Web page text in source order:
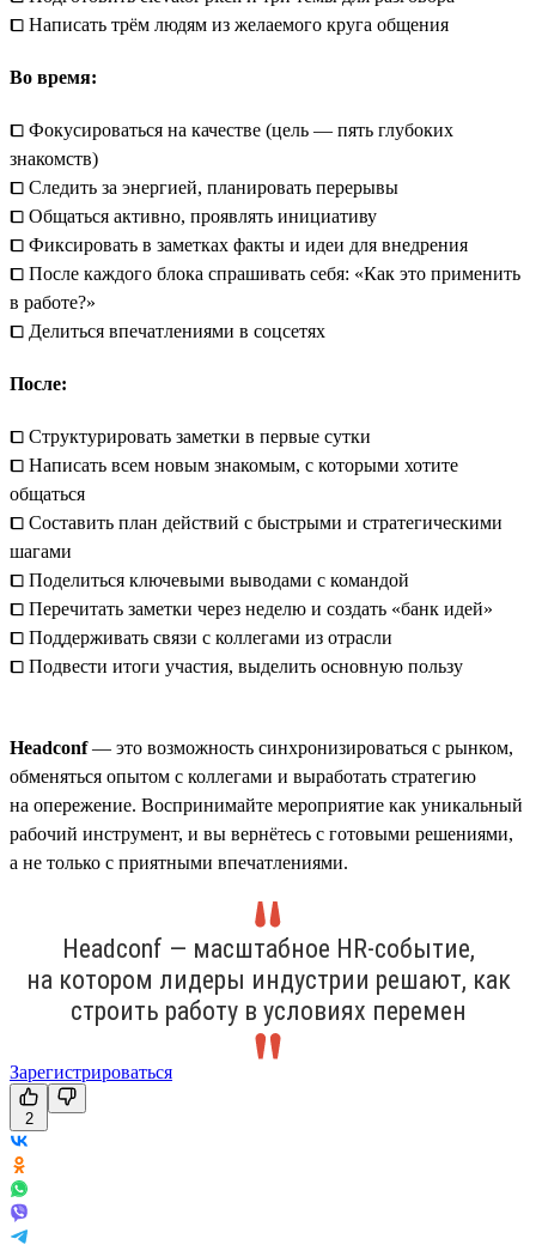
⧠ Написать трём людям из желаемого круга общения
Во время:
⧠ Фокусироваться на качестве (цель — пять глубоких
знакомств)
⧠ Следить за энергией, планировать перерывы
⧠ Общаться активно, проявлять инициативу
⧠ Фиксировать в заметках факты и идеи для внедрения
⧠ После каждого блока спрашивать себя: «Как это применить
в работе?»
⧠ Делиться впечатлениями в соцсетях
После:
⧠ Структурировать заметки в первые сутки
⧠ Написать всем новым знакомым, с которыми хотите
общаться
⧠ Составить план действий с быстрыми и стратегическими
шагами
⧠ Поделиться ключевыми выводами с командой
⧠ Перечитать заметки через неделю и создать «банк идей»
⧠ Поддерживать связи с коллегами из отрасли
⧠ Подвести итоги участия, выделить основную пользу
Headсonf— это возможность синхронизироваться с рынком,
обменяться опытом с коллегами и выработать стратегию
на опережение. Воспринимайте мероприятие как уникальный
рабочий инструмент, и вы вернётесь с готовыми решениями,
а не только с приятными впечатлениями.
Headсonf — масштабное HR-событие,
на котором лидеры индустрии решают, как
строить работу в условиях перемен
Зарегистрироваться
2